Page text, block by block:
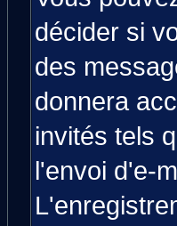
décider si
des
donnera
invités tels
l'envoi d'e-